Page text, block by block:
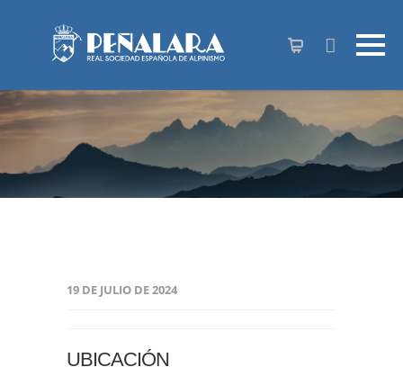
19 DE JULIO DE 2024
UBICACIÓN